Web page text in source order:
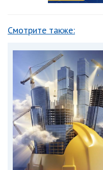
Смотрите также: